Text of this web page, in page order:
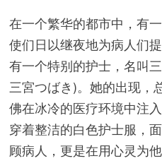
在一个繁华的都市中，有
使们日以继夜地为病人们
有一个特别的护士，名叫
三宮つばき)。她的出现，
佛在冰冷的医疗环境中注
穿着整洁的白色护士服，
顾病人，更是在用心灵为他